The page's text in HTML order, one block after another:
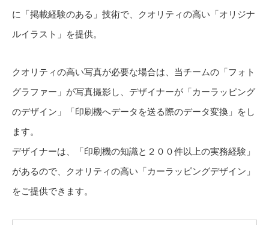
に「掲載経験のある」技術で、クオリティの高い「オリジナ
ルイラスト」を提供。
クオリティの高い写真が必要な場合は、当チームの「フォト
グラファー」が写真撮影し、デザイナーが「カーラッピング
のデザイン」「印刷機へデータを送る際のデータ変換」をし
ます。
デザイナーは、「印刷機の知識と２００件以上の実務経験」
があるので、クオリティの高い「カーラッピングデザイン」
をご提供できます。